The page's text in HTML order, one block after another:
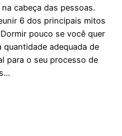
cabeça das pessoas.
6 dos principais mitos
pouco se você quer
quantidade adequada de
para o seu processo de